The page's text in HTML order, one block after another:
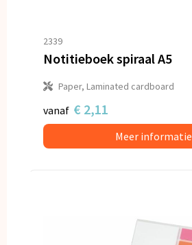
2339
Notitieboek spiraal A5
Paper, Laminated cardboard
vanaf € 2,11
Meer informatie